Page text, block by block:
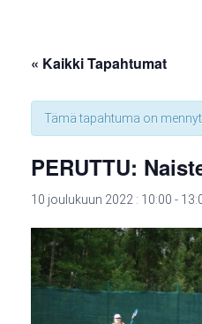
« Kaikki Tapahtumat
Tämä tapahtuma on mennyt.
PERUTTU:
10 joulukuun 2022 : 10:00 -